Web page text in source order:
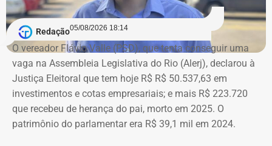
Bens declarados por André Marinho (Novo) à Justiça Eleitoral — Foto:
Reprodução/Divulgacand
Redação05/08/2026 18:14
O vereador Flávio Valle (PSD), que tenta conseguir uma
vaga na Assembleia Legislativa do Rio (Alerj), declarou à
Justiça Eleitoral que tem hoje R$ R$ 50.537,63 em
investimentos e cotas empresariais; e mais R$ 223.720
que recebeu de herança do pai, morto em 2025. O
patrimônio do parlamentar era R$ 39,1 mil em 2024.